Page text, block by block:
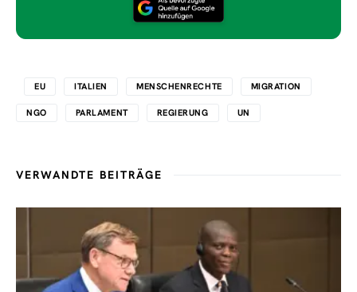
EU ITALIEN MENSCHENRECHTE MIGRATION
NGO PARLAMENT REGIERUNG UN
VERWANDTE BEITRÄGE